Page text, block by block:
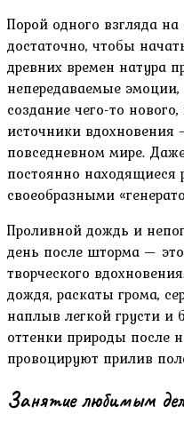
Порой одного взгляда
достаточно, чтобы
древних времен натура
непередаваемые
создание чего-то
источники вдохновения
повседневном мире.
постоянно находящиеся
своеобразными
Проливной дождь и
день после шторма —
творческого
дождя, раскаты грома,
наплыв легкой грусти и
оттенки природы после
провоцируют прилив
Занятие любимым